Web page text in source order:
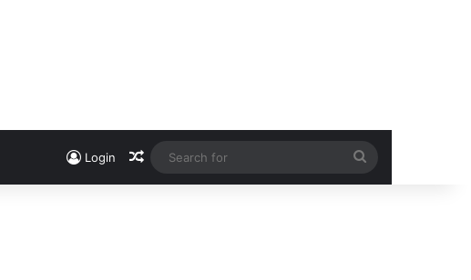
Login Random Article
for